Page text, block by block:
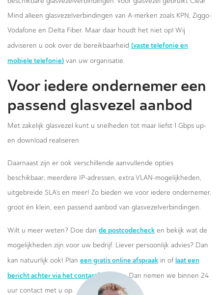
Mind alleen glasvezelverbindingen van A-merken zoals KPN, Ziggo-
Vodafone en Delta Fiber. Maar daar houdt het niet op! Wij
adviseren u ook over de bereikbaarheid (vaste telefonie en
mobiele telefonie) van uw organisatie.
Voor iedere ondernemer een
passend glasvezel aanbod
Met zakelijk glasvezel kunt u snelheden tot maar liefst 1 Gbps up-
en download realiseren.
Daarnaast zijn er ook verschillende aanvullende opties
beschikbaar; meerdere IP-adressen, extra VLAN-mogelijkheden,
uitgebreide SLA’s en meer! Zo bieden we voor iedere ondernemer,
groot én klein, een passend aanbod van glasvezelverbindingen.
Wilt u meer weten? Doe dan de postcodecheck en bekijk wat de
mogelijkheden zijn voor uw bedrijf. Liever persoonlijk advies? Dan
kan natuurlijk ook! Plan een gratis online afspraak in of laat een
bericht achter via het contactformulier.Dan nemen we binnen 24
uur contact met u op.